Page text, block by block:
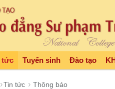
tức Tuyển sinh Đào tạo
Tin tức Thông báo